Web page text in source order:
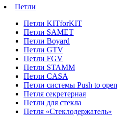
Петли
Петли KITforKIT
Петли SAMET
Петли Boyard
Петли GTV
Петли FGV
Петли STAMM
Петли CASA
Петли системы Push to open
Петля секретерная
Петли для стекла
Петля «Стеклодержатель»